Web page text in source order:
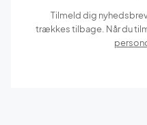
Tilmeld dig
trækkes tilbage. Når du